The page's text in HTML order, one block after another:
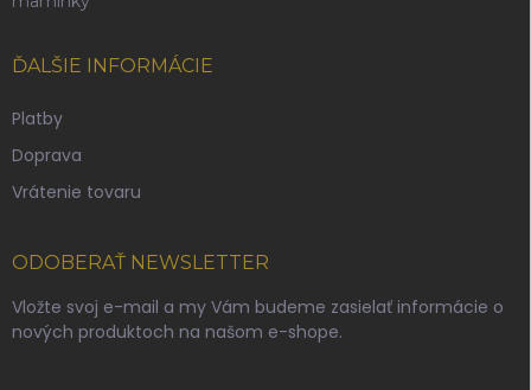
ĎALŠIE INFORMÁCIE
Platby
Doprava
Vrátenie tovaru
ODOBERAŤ NEWSLETTER
Vložte svoj e-mail a my Vám budeme zasielať informácie o
nových produktoch na našom e-shope.